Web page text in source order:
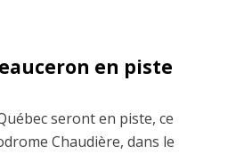
en piste
seront en piste, ce
Chaudière, dans le